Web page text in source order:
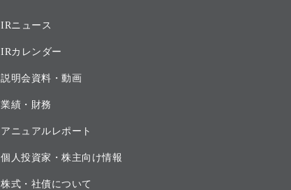
IRニュース
IRカレンダー
説明会資料・動画
業績・財務
アニュアルレポート
個人投資家・株主向け情報
株式・社債について